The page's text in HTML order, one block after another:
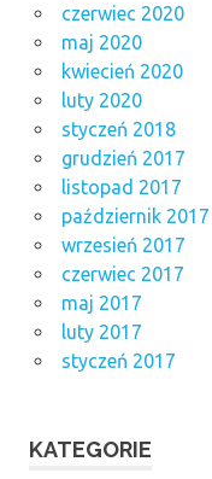
czerwiec 2020
maj 2020
kwiecień 2020
luty 2020
styczeń 2018
grudzień 2017
listopad 2017
październik 2017
wrzesień 2017
czerwiec 2017
maj 2017
luty 2017
styczeń 2017
KATEGORIE